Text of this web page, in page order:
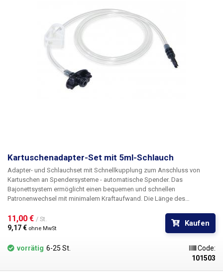
Kartuschenadapter-Set mit 5ml-Schlauch
Adapter- und Schlauchset mit Schnellkupplung zum Anschluss von
Kartuschen an Spendersysteme - automatische Spender. Das
Bajonettsystem ermöglicht einen bequemen und schnellen
Patronenwechsel mit minimalem Kraftaufwand. Die Länge des
Schnellanschluss mit 6 mm Durchmesser versehen, der in den John
Guest-Anschluss eingesteckt wird. Ein O-Ring aus Gummi ist im Set
11,00 € / St.
9,17 € ohne MwSt
Kaufen
vorrätig 6-25 St.
Code:
101503